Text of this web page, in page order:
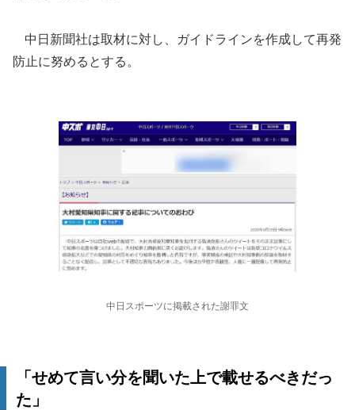
中日新聞社は取材に対し、ガイドラインを作成して再発
防止に努めるとする。
中日スポーツに掲載された謝罪文
「せめて言い分を聞いた上で載せるべきだっ
た」